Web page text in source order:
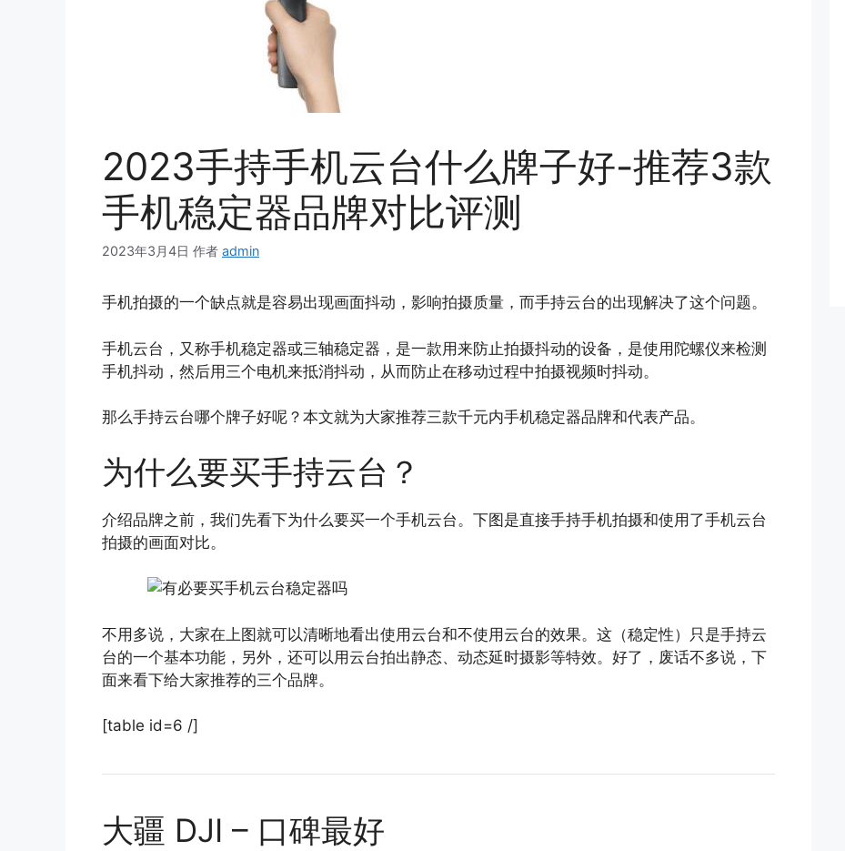
2023手持手机云台什么牌子好-推荐3款
手机稳定器品牌对比评测
2023年3月4日 作者 admin
手机拍摄的一个缺点就是容易出现画面抖动，影响拍摄质量，而手持云台的出现解决了这个问题。
手机云台，又称手机稳定器或三轴稳定器，是一款用来防止拍摄抖动的设备，是使用陀螺仪来检测
手机抖动，然后用三个电机来抵消抖动，从而防止在移动过程中拍摄视频时抖动。
那么手持云台哪个牌子好呢？本文就为大家推荐三款千元内手机稳定器品牌和代表产品。
为什么要买手持云台？
介绍品牌之前，我们先看下为什么要买一个手机云台。下图是直接手持手机拍摄和使用了手机云台
拍摄的画面对比。
不用多说，大家在上图就可以清晰地看出使用云台和不使用云台的效果。这（稳定性）只是手持云
台的一个基本功能，另外，还可以用云台拍出静态、动态延时摄影等特效。好了，废话不多说，下
面来看下给大家推荐的三个品牌。
[table id=6 /]
大疆 DJI – 口碑最好